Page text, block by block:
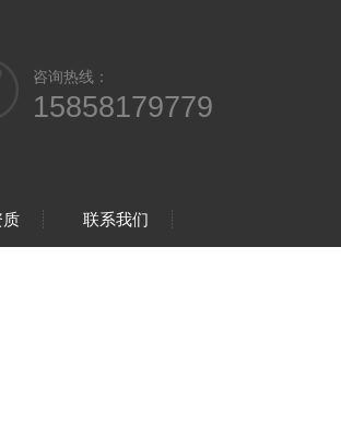
咨询热线：
15858179779
质 联系我们